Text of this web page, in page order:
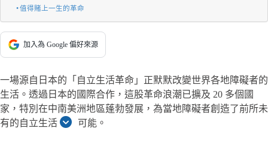
值得賭上一生的革命
加入為 Google 偏好來源
一場源自日本的「自立生活革命」正默默改變世界各地障礙者的
生活。透過日本的國際合作，這股革命浪潮已擴及 20 多個國
家，特別在中南美洲地區蓬勃發展，為當地障礙者創造了前所未
有的自立生活
可能。